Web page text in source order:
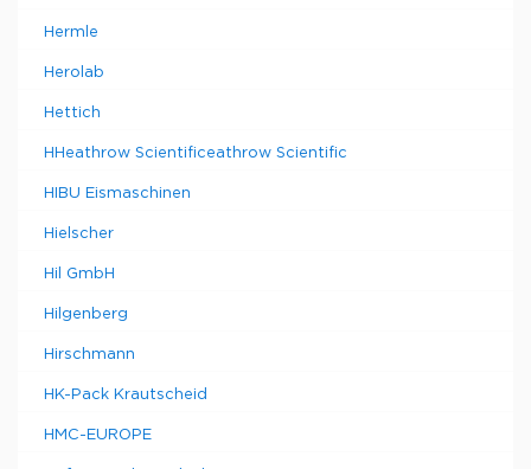
Hermle
Herolab
Hettich
HHeathrow Scientificeathrow Scientific
HIBU Eismaschinen
Hielscher
Hil GmbH
Hilgenberg
Hirschmann
HK-Pack Krautscheid
HMC-EUROPE